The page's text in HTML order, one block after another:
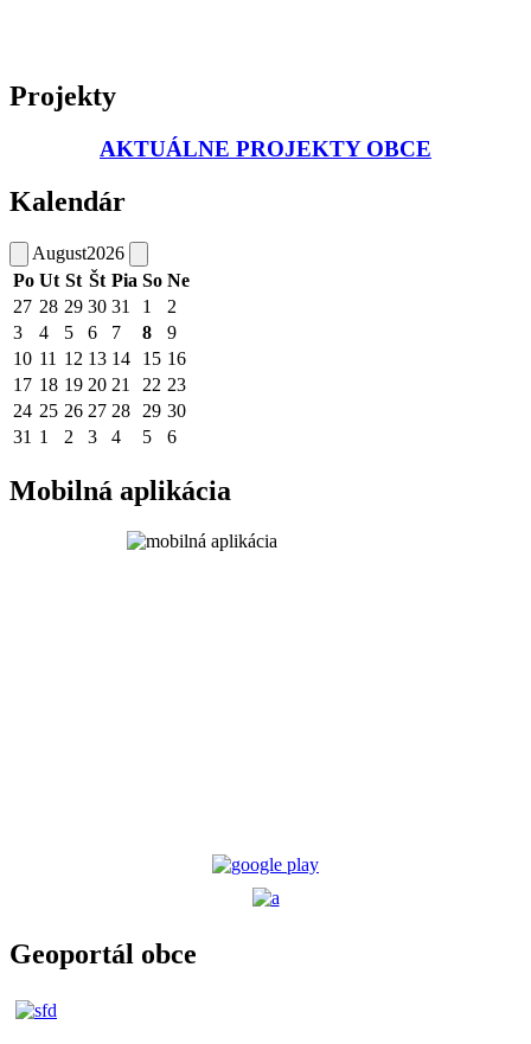
Projekty
AKTUÁLNE PROJEKTY OBCE
Kalendár
August2026
Po Ut St Št Pia So Ne
27 28 29 30 31 1
2
3
4 5 6 7 8
9
10 11 12 13 14 15 16
17 18 19 20 21 22 23
24 25 26 27 28 29 30
31 1 2 3 4 5 6
Mobilná aplikácia
Geoportál obce